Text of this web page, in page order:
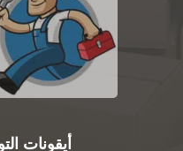
أيقونات